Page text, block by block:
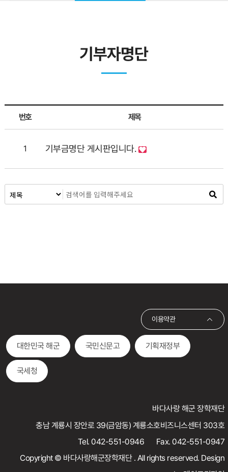
기부자명단
번호 제목
1 기부금명단 게시판입니다.
이용약관
대한민국 해군 국민신문고 기획재정부
국세청
바다사랑 해군 장학재단
충남 계룡시 장안로 39(금암동) 계룡소호비즈니스센터 303호
Tel.042-551-0946
Fax. 042-551-0947
Copyright © 바다사랑해군장학재단 . All rights reserved. Design